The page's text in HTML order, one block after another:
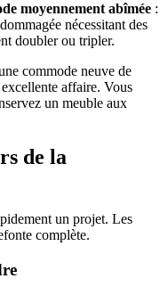
moyennement abîmée :
nécessitant des
doubler ou tripler.
commode neuve de
affaire. Vous
un meuble aux
de la
un projet. Les
complète.